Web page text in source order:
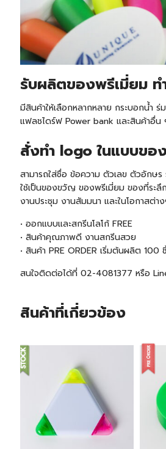
รับผลิตของพรีเมี่ยม ท
มีสินค้าให้เลือกหลากหลาย กระบอกน้ำ
แฟลชไดร์ฟ Power bank และสินค้าอื่น
สั่งทำ logo ในแบบข
สามารถใส่ชื่อ ข้อความ ตัวเลข ตัวอักษ
ใช้เป็นของขวัญ ของพรีเมี่ยม ของที่ระ
งานประชุม งานสัมมนา และในโอกาสต่า
• ออกแบบและสกรีนโลโก้ FREE
• สินค้าคุณภาพดี งานสกรีนสวย
• สินค้าPRE ORDER เริ่มต้นผลิต 100
สนใจติดต่อได้ที่ 02-4081377 หรือ
สินค้าที่เกี่ยวข้อง